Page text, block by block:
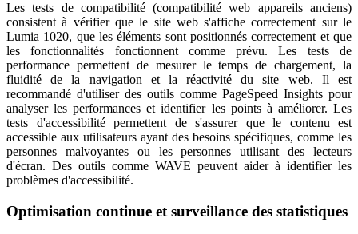
Les tests de compatibilité (compatibilité web appareils anciens)
consistent à vérifier que le site web s'affiche correctement sur le
Lumia 1020, que les éléments sont positionnés correctement et que
les fonctionnalités fonctionnent comme prévu. Les tests de
performance permettent de mesurer le temps de chargement, la
fluidité de la navigation et la réactivité du site web. Il est
recommandé d'utiliser des outils comme PageSpeed Insights pour
analyser les performances et identifier les points à améliorer. Les
tests d'accessibilité permettent de s'assurer que le contenu est
accessible aux utilisateurs ayant des besoins spécifiques, comme les
personnes malvoyantes ou les personnes utilisant des lecteurs
d'écran. Des outils comme WAVE peuvent aider à identifier les
problèmes d'accessibilité.
Optimisation continue et surveillance des statistiques